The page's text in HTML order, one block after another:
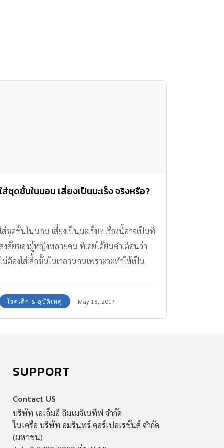
ใส่ชุดชั้นในนอน เสี่ยงเป็นมะเร็ง จริงหรือ?
ใส่ชุดชั้นในนอน เสี่ยงเป็นมะเร็ง!? เรื่องนี้อาจเป็นที่
สงสัยของผู้หญิงหลายคน ที่เคยได้ยินคำเตือนว่า
ไม่ต้องใส่เสื้อชั้นในเวลานอนเพราะจะทำให้เป็น
โรคเด็ก & อุบัติเหตุ May 16, 2017
SUPPORT
Contact US
บริษัท เอเอ็มอี อิมเมจิเนทีฟ จำกัด
ในเครือ บริษัท อมรินทร์ คอร์เปอเรชั่นส์ จำกัด
(มหาชน)